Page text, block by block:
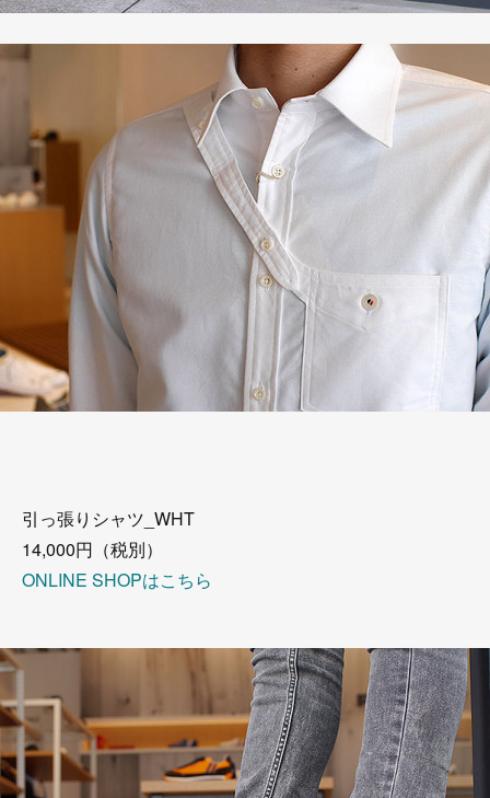
引っ張りシャツ_WHT
14,000円（税別）
ONLINE SHOPはこちら